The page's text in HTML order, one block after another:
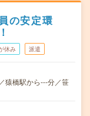
の安定環
休み 派遣
猿橋駅から---分／笹